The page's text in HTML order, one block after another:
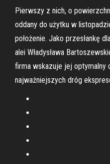
Pierwszy z nich, o
oddany do użytku w
położenie. Jako przesłankę
alei Władysława
firma wskazuje jej optymalny
najważniejszych dróg